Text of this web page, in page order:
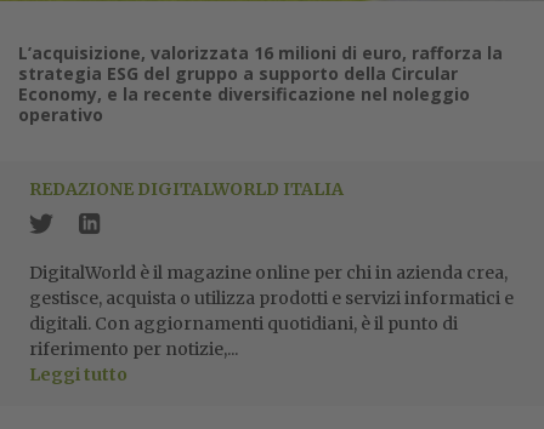
L’acquisizione, valorizzata 16 milioni di euro, rafforza la
strategia ESG del gruppo a supporto della Circular
Economy, e la recente diversificazione nel noleggio
operativo
REDAZIONE DIGITALWORLD ITALIA
DigitalWorld è il magazine online per chi in azienda crea,
gestisce, acquista o utilizza prodotti e servizi informatici e
digitali. Con aggiornamenti quotidiani, è il punto di
riferimento per notizie,...
Leggi tutto